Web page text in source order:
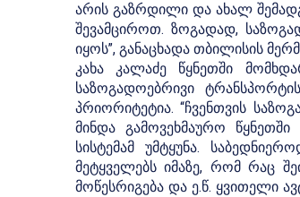
არის გაზრდილი და ახალ
შევამციროთ. ზოგადად,
იყოს”, განაცხადა თბილისის
კახა კალაძე წყნეთში
საზოგადოებრივი
პრიორიტეტია. “ჩვენთვის
მინდა გამოვეხმაურო
სისტემამ უმტყუნა.
მეტყველებს იმაზე, რომ რაც
მოწესრიგება და ე.წ. ყვითელი